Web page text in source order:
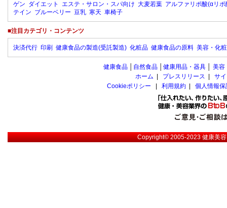
ゲン ダイエット エステ・サロン・スパ向け 大麦若葉 アルファリポ酸(αリポ
テイン ブルーベリー 豆乳 寒天 車椅子
■注目カテゴリ・コンテンツ
決済代行 印刷 健康食品の製造(受託製造) 化粧品 健康食品の原料 美容・化
健康食品 自然食品 健康用品・器具 美容
ホーム
プレスリリース
サ
Cookieポリシー
利用規約 個人情報
Copyright© 2005-2023健康美